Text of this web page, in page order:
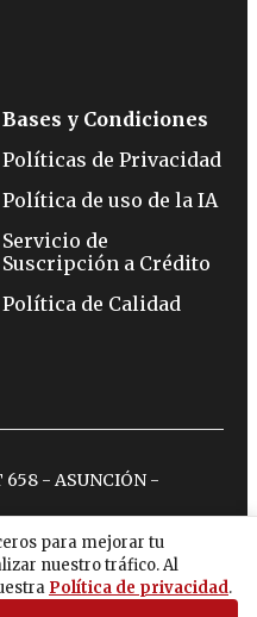
para mejorar tu
nuestro tráfico. Al
Política de privacidad.
Bases y Condiciones
Políticas de Privacidad
Política de uso de la IA
Servicio de
Suscripción a Crédito
Política de Calidad
658 - ASUNCIÓN -
youtubespotify